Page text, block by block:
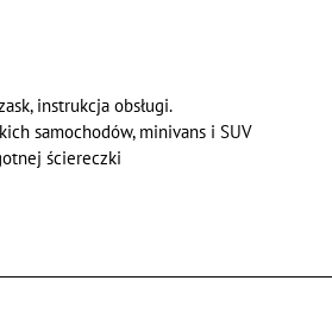
instrukcja obsługi.
samochodów, minivans i SUV
ściereczki